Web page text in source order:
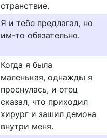
странствие.
Я и тебе предлагал, но
им-то обязательно.
Когда я была
маленькая, однажды я
проснулась, и отец
сказал, что приходил
хирург и зашил демона
внутри меня.